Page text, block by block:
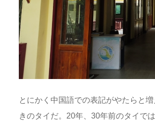
とにかく中国語での表記がやたらと
きのタイだ。20年、30年前のタイで